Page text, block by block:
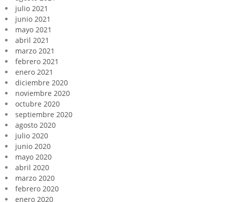
julio 2021
junio 2021
mayo 2021
abril 2021
marzo 2021
febrero 2021
enero 2021
diciembre 2020
noviembre 2020
octubre 2020
septiembre 2020
agosto 2020
julio 2020
junio 2020
mayo 2020
abril 2020
marzo 2020
febrero 2020
enero 2020